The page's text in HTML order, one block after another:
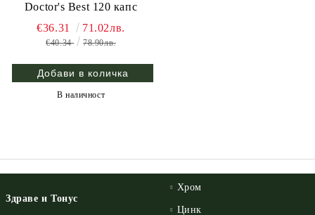
Doctor's Best 120 капс
€36.31 71.02лв.
€40.34 78.90лв.
В наличност
Здраве и Тонус
Хром
Цинк